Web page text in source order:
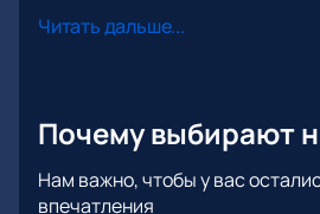
Евгения Кузнецова и
смогут лично поприветствовать
приветственные слова, но и
Читать дальше...
Почему выбирают
Нам важно, чтобы у вас
впечатления